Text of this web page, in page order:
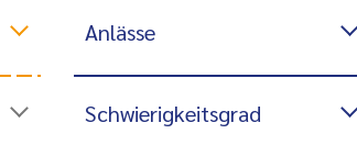
Anlässe
Schwierigkeitsgrad